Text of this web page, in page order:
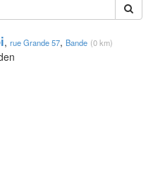
, rue Grande 57, Bande (0 km)